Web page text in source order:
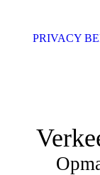
PRIVACY